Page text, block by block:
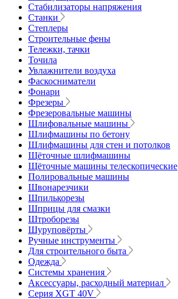
Стабилизаторы напряжения
Станки
Степлеры
Строительные фены
Тележки, тачки
Точила
Увлажнители воздуха
Фаскосниматели
Фонари
Фрезеры
Фрезеровальные машины
Шлифовальные машины
Шлифмашины по бетону
Шлифмашины для стен и потолков
Щёточные шлифмашины
Щёточные машины телескопические
Полировальные машины
Швонарезчики
Шпилькорезы
Шприцы для смазки
Штроборезы
Шуруповёрты
Ручные инструменты
Для строительного быта
Одежда
Системы хранения
Аксессуары, расходный материал
Серия XGT 40V